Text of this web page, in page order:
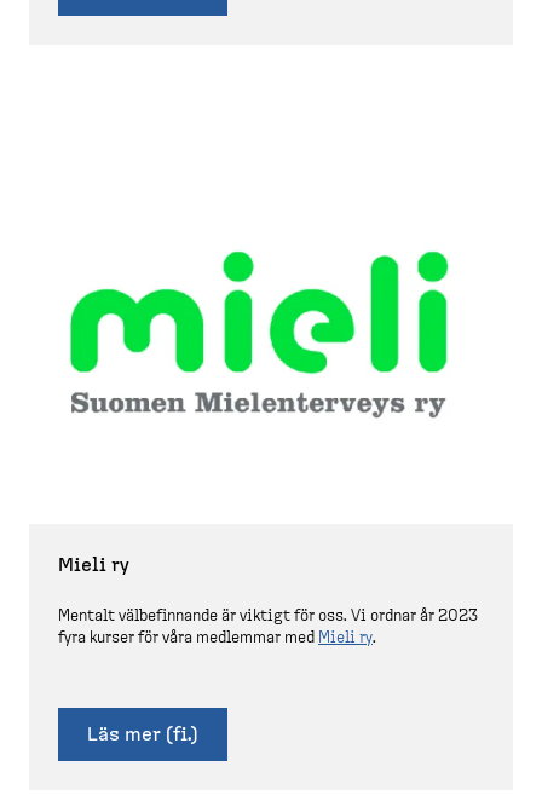
Mieli ry
Mentalt välbefinnande är viktigt för oss. Vi ordnar år 2023
fyra kurser för våra medlemmar med Mieli ry.
Läs mer (fi.)